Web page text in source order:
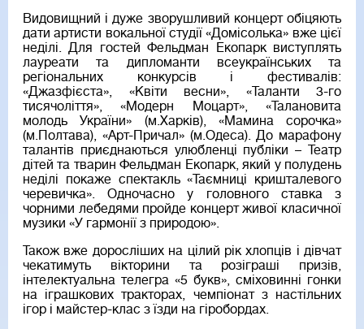
Видовищний і дуже зворушливий концерт обіцяють
дати артисти вокальної студії «Домісолька» вже цієї
неділі. Для гостей Фельдман Екопарк виступлять
лауреати та дипломанти всеукраїнських та
регіональних конкурсів і фестивалів:
«Джазфієста», «Квіти весни», «Таланти 3-го
тисячоліття», «Модерн Моцарт», «Талановита
молодь України» (м.Харків), «Мамина сорочка»
(м.Полтава), «Арт-Причал» (м.Одеса). До марафону
талантів приєднаються улюбленці публіки – Театр
дітей та тварин Фельдман Екопарк, який у полудень
неділі покаже спектакль «Таємниці кришталевого
черевичка». Одночасно у головного ставка з
чорними лебедями пройде концерт живої класичної
музики «У гармонії з природою».
Також вже доросліших на цілий рік хлопців і дівчат
чекатимуть вікторини та розіграші призів,
інтелектуальна телегра «5 букв», сміховинні гонки
на іграшкових тракторах, чемпіонат з настільних
ігор і майстер-клас з їзди на гіробордах.